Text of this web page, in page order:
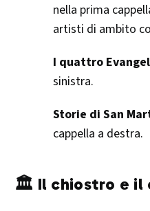
nella prima
artisti di ambito
I quattro
sinistra.
Storie di San
cappella a destra.​
🏛️ Il chiostro e il